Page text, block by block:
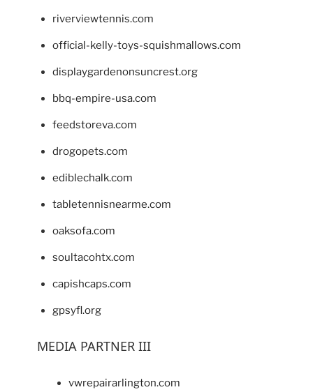
riverviewtennis.com
official-kelly-toys-squishmallows.com
displaygardenonsuncrest.org
bbq-empire-usa.com
feedstoreva.com
drogopets.com
ediblechalk.com
tabletennisnearme.com
oaksofa.com
soultacohtx.com
capishcaps.com
gpsyfl.org
MEDIA PARTNER III
vwrepairarlington.com